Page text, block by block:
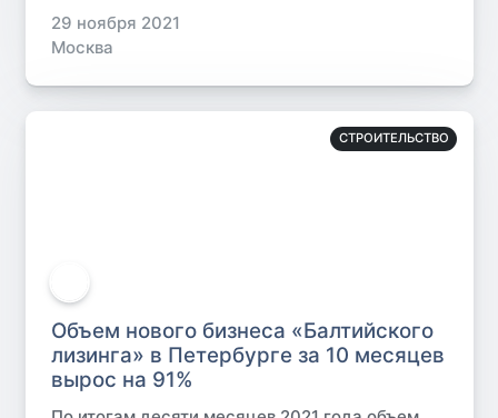
29 ноября 2021
Москва
СТРОИТЕЛЬСТВО
Объем нового бизнеса «Балтийского
лизинга» в Петербурге за 10 месяцев
вырос на 91%